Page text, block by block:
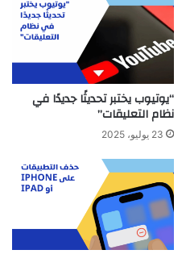
“يوتيوب يختبر تحديثًا جديدًا في
نظام التعليقات”
23 يوليو، 2025